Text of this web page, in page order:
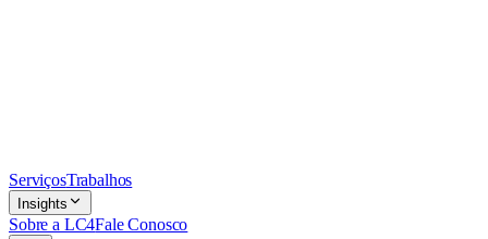
ServiçosTrabalhos
Insights
Sobre a LC4Fale Conosco